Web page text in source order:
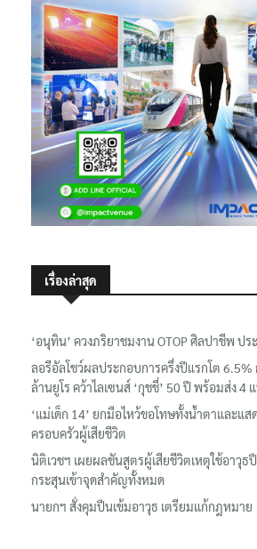
‘อนุทิน’ ควงภริยาชมงาน OTOP ศิลปาชีพ ปร
ลอรีอัลโชว์ผลประกอบการครึ่งปีแรกโต 6.5%
ล้านยูโร คว้าไลเซนส์ ‘กุชชี่’ 50 ปี พร้อมส่ง 4
‘แม่เด็ก 14’ ยกมือไหว้ขอโทษทั้งน้ำตาและแส
ครอบครัวผู้เสียชีวิต
นิติเวชฯ เผยผลชันสูตรผู้เสียชีวิตเหตุใช้อาวุธปื
กระสุนเข้าจุดสำคัญทั้งหมด